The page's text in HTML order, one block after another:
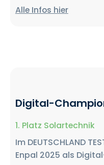
Alle Infos hier
Digital-
1. Platz Solartechnik
Im DEUTSCHLAND
Enpal 2025 als